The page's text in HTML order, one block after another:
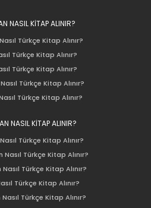
NASIL KİTAP ALINIR?
Türkçe Kitap Alınır?
Türkçe Kitap Alınır?
Türkçe Kitap Alınır?
Türkçe Kitap Alınır?
Türkçe Kitap Alınır?
NASIL KİTAP ALINIR?
Türkçe Kitap Alınır?
Türkçe Kitap Alınır?
Türkçe Kitap Alınır?
Türkçe Kitap Alınır?
Türkçe Kitap Alınır?